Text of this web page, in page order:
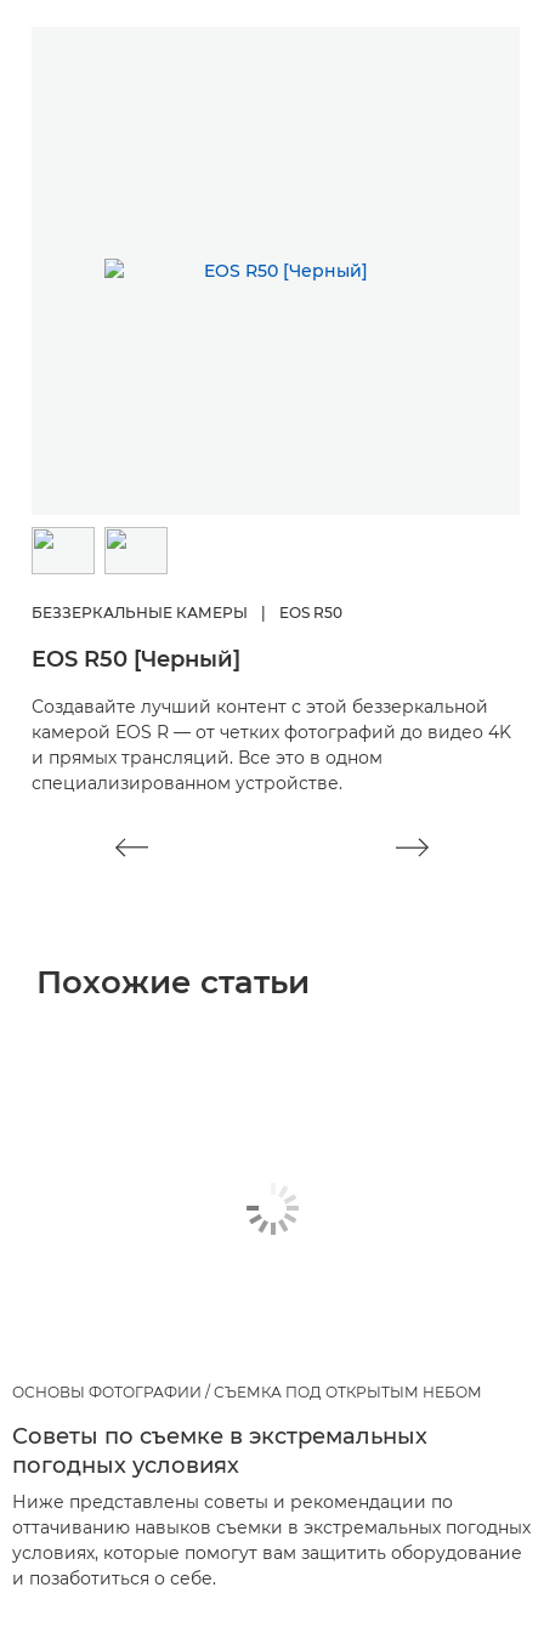
БЕЗЗЕРКАЛЬНЫЕ КАМЕРЫ | EOS R50
EOS R50 [Черный]
Создавайте лучший контент с этой беззеркальной
камерой EOS R — от четких фотографий до видео 4K
и прямых трансляций. Все это в одном
специализированном устройстве.
Похожие статьи
ОСНОВЫ ФОТОГРАФИИ / СЪЕМКА ПОД ОТКРЫТЫМ НЕБОМ
Советы по съемке в экстремальных
погодных условиях
Ниже представлены советы и рекомендации по
оттачиванию навыков съемки в экстремальных погодных
условиях, которые помогут вам защитить оборудование
и позаботиться о себе.